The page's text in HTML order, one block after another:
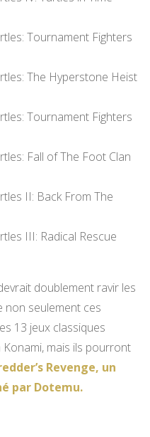
Tournament Fighters
The Hyperstone Heist
Tournament Fighters
Fall of The Foot Clan
II: Back From The
III: Radical Rescue
doublement ravir les
non seulement ces
13 jeux classiques
mais ils pourront
Revenge, un
par Dotemu.